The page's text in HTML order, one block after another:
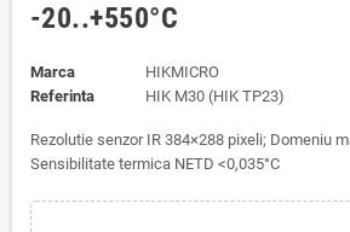
-20..+550°C
Marca
HIKMICRO
Referinta
HIK M30 (HIK TP23)
Rezolutie senzor IR 384×288 pixeli; Domeniu
Sensibilitate termica NETD <0,035°C